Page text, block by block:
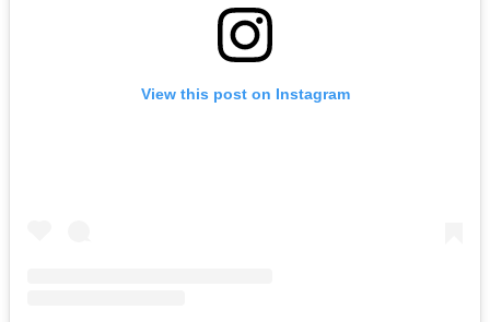
View this post on Instagram